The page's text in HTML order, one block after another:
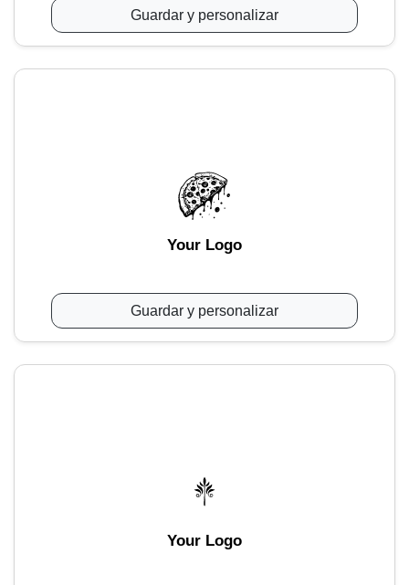
Guardar y personalizar
Your Logo
Guardar y personalizar
Your Logo